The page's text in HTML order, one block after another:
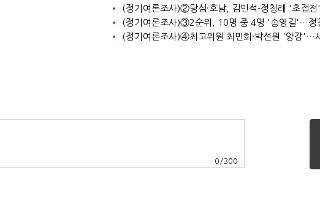
(정기여론조사)②당심·호남, 김민석-정청래 '초접전'
0 /300